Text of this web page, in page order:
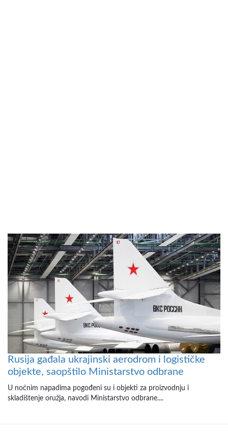
Rusija gađala ukrajinski aerodrom i logističke
objekte, saopštilo Ministarstvo odbrane
U noćnim napadima pogođeni su i objekti za proizvodnju i
skladištenje oružja, navodi Ministarstvo odbrane....